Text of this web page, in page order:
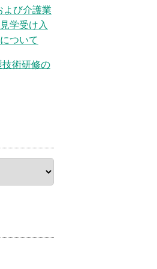
よび介護業
学受け入
ついて
術研修の